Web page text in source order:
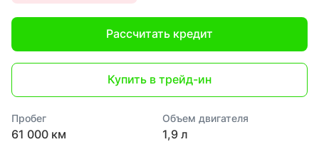
Рассчитать кредит
Купить в трейд-ин
Пробег
61 000 км
Объем двигателя
1,9 л